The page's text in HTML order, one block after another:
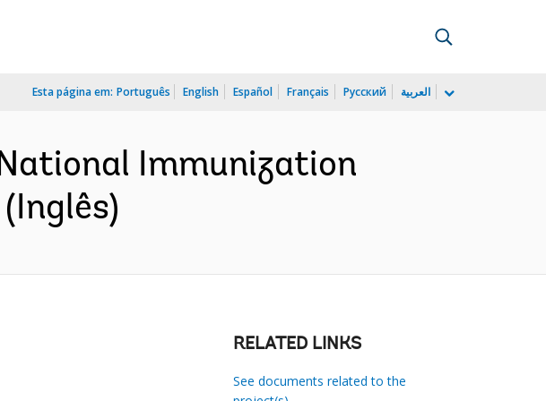
Esta página em: Português English Español Français Русский العربية
Immunization
RELATED LINKS
See documents related to the